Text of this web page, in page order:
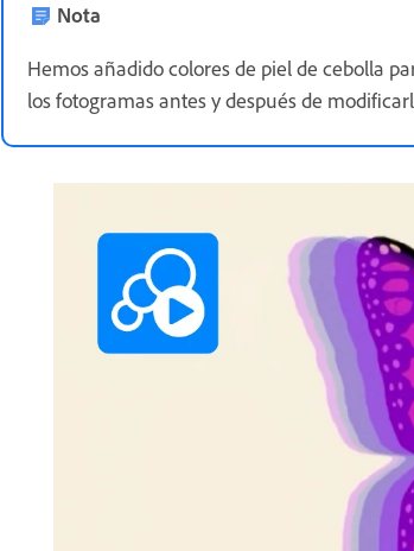
Nota
Hemos añadido colores de piel de cebolla
los fotogramas antes y después de